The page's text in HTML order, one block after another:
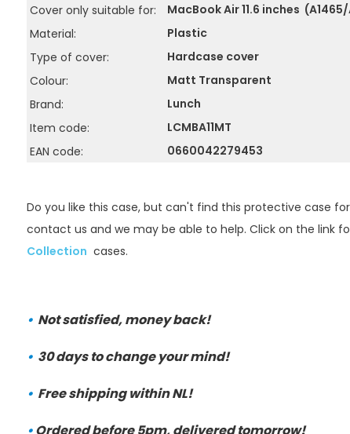
Cover only suitable for: MacBook Air 11.6 inches
Material:
Plastic
Type of cover:
Hardcase cover
Colour:
Matt Transparent
Brand:
Lunch
Item code:
LCMBA11MT
EAN code:
0660042279453
Do you like this case, but can't find this protective case
contact us and we may be able to help. Click on the link
Collection cases.
•Not satisfied, money back!
• 30 days to change your mind!
•Free shipping within NL!
•Ordered before 5pm, delivered tomorrow!